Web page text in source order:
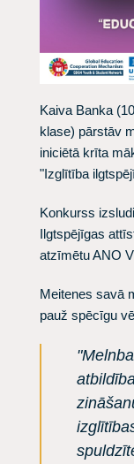
Kaiva Banka
klase) pārstāv
iniciētā krīta
"Izglītība
Konkurss
Ilgtspējīgas
atzīmētu ANO
Meitenes savā
pauž spēcīgu